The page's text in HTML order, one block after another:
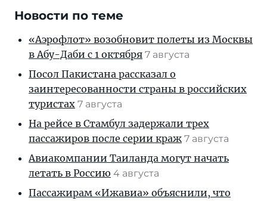
Новости по теме
«Аэрофлот» возобновит полеты из Москвы
в Абу-Даби с 1 октября 7 августа
Посол Пакистана рассказал о
заинтересованности страны в российских
туристах 7 августа
На рейсе в Стамбул задержали трех
пассажиров после серии краж 7 августа
Авиакомпании Таиланда могут начать
летать в Россию 4 августа
Пассажирам «Ижавиа» объяснили, что